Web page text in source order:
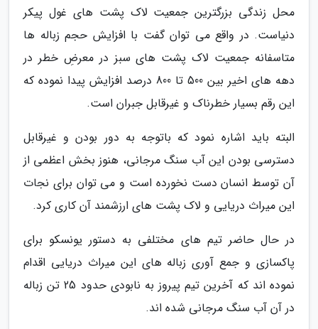
محل زندگی بزرگترین جمعیت لاک پشت های غول پیکر
دنیاست. در واقع می توان گفت با افزایش حجم زباله ها
متاسفانه جمعیت لاک پشت های سبز در معرضِ خطر در
دهه های اخیر بین 500 تا 800 درصد افزایش پیدا نموده که
این رقم بسیار خطرناک و غیرقابل جبران است.
البته باید اشاره نمود که باتوجه به دور بودن و غیرقابل
دسترسی بودن این آب سنگ مرجانی، هنوز بخش اعظمی از
آن توسط انسان دست نخورده است و می توان برای نجات
این میراث دریایی و لاک پشت های ارزشمند آن کاری کرد.
در حال حاضر تیم های مختلفی به دستور یونسکو برای
پاکسازی و جمع آوری زباله های این میراث دریایی اقدام
نموده اند که آخرین تیم پیروز به نابودی حدود 25 تن زباله
در آن آب سنگ مرجانی شده اند.